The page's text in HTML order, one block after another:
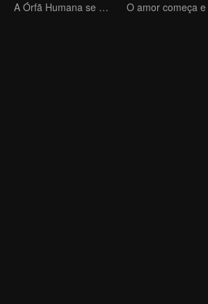
A Órfã Humana se Oferece para se Ligar à Besta Divina